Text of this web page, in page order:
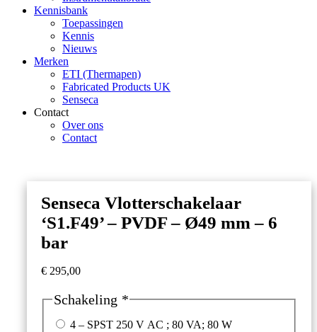
Kennisbank
Toepassingen
Kennis
Nieuws
Merken
ETI (Thermapen)
Fabricated Products UK
Senseca
Contact
Over ons
Contact
Senseca Vlotterschakelaar
‘S1.F49’ – PVDF – Ø49 mm – 6
bar
€ 295,00
Schakeling *
4 – SPST 250 V AC ; 80 VA; 80 W